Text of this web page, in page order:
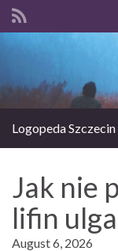
Logopeda Szczecin
Jak nie
lifin
August 6, 2026